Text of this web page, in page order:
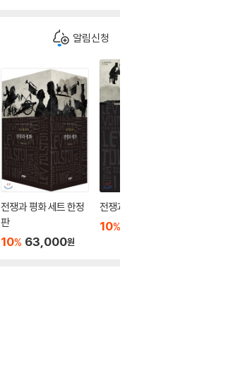
알림신청
전쟁과 평화 세트 한정
판
10% 63,000원
전쟁과 평화 4
10%